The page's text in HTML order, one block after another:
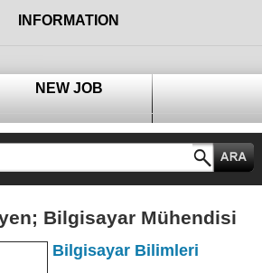
INFORMATION
NEW JOB
Bilgisayar Mühendisi
Bilgisayar Bilimleri